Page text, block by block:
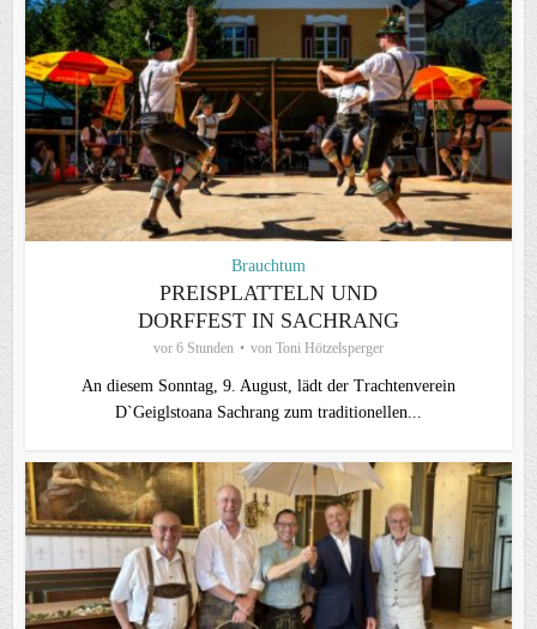
Brauchtum
PREISPLATTELN UND
DORFFEST IN SACHRANG
vor 6 Stunden von Toni Hötzelsperger
An diesem Sonntag, 9. August, lädt der Trachtenverein
D`Geiglstoana Sachrang zum traditionellen...